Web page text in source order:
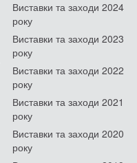
Виставки та заходи 2024
року
Виставки та заходи 2023
року
Виставки та заходи 2022
року
Виставки та заходи 2021
року
Виставки та заходи 2020
року